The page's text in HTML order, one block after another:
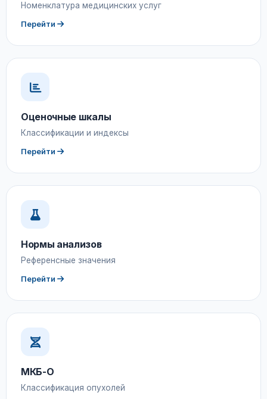
Номенклатура медицинских услуг
Перейти
Оценочные шкалы
Классификации и индексы
Перейти
Нормы анализов
Референсные значения
Перейти
МКБ-О
Классификация опухолей